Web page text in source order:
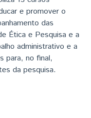
e promover o
das
Ética e Pesquisa e a
administrativo e a
para, no final,
da pesquisa.